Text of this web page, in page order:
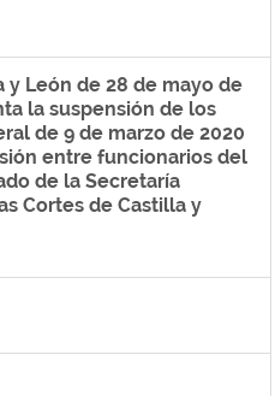
y León de 28 de mayo de
la suspensión de los
de 9 de marzo de 2020
entre funcionarios del
de la Secretaría
Cortes de Castilla y